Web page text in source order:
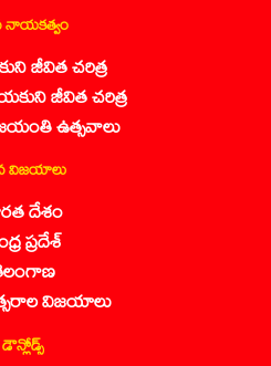
జీవిత చరిత్ర
జీవిత చరిత్ర
ఉత్సవాలు
విజయాలు
దేశం
ప్రదేశ్
విజయాలు
డౌన్లోడ్స్